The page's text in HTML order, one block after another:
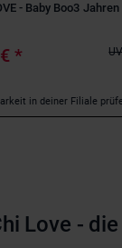
- Baby Boo3 Jahren
*
in deiner Filiale
Love -